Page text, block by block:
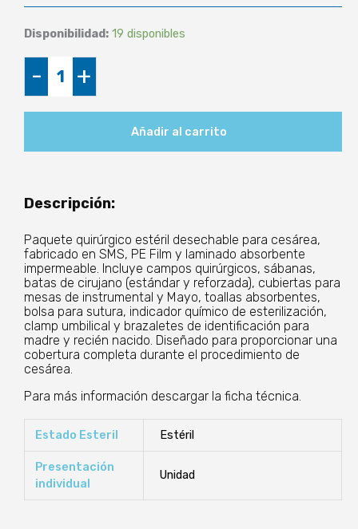
Disponibilidad: 19 disponibles
-
Cesárea
cantidad
+
Añadir al carrito
Descripción:
Paquete quirúrgico estéril desechable para cesárea,
fabricado en SMS, PE Film y laminado absorbente
impermeable. Incluye campos quirúrgicos, sábanas,
batas de cirujano (estándar y reforzada), cubiertas para
mesas de instrumental y Mayo, toallas absorbentes,
bolsa para sutura, indicador químico de esterilización,
clamp umbilical y brazaletes de identificación para
madre y recién nacido. Diseñado para proporcionar una
cobertura completa durante el procedimiento de
cesárea.
Para más información descargar la ficha técnica.
Estado Esteril Estéril
Presentación
individual
Unidad